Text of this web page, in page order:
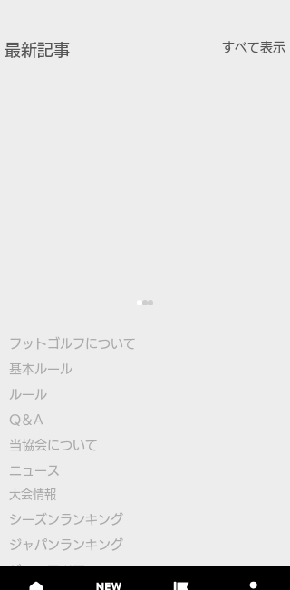
最新記事 すべて表示
フットゴルフワールドカ
全カテゴリー出場決定の
お知らせ
フットゴルフについて
基本ルール
ルール
Q＆A
​当協会について
​ニュース
大会情報
シーズンランキング
ジャパンランキング
ジュニアツアー